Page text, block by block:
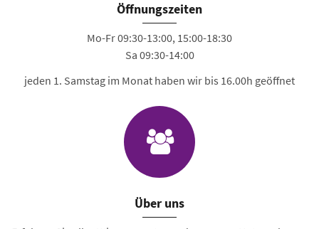
Öffnungszeiten
Mo-Fr 09:30-13:00, 15:00-18:30
Sa 09:30-14:00
jeden 1. Samstag im Monat haben wir bis 16.00h geöffnet
Über uns